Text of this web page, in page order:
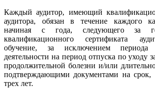
Каждый аудитор, имеющий
аудитора, обязан в течение каждого
начиная с года, следующего за
квалификационного сертификата
обучение, за исключением периода
деятельности на период отпуска по уходу
продолжительной болезни и/или
подтверждающими документами на
трех лет.